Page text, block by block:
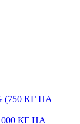
(750 КГ НА
КГ НА